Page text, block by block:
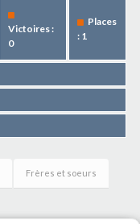
Victoires :
0
Places
: 1
Frères et soeurs